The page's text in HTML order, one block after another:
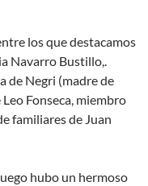
los que destacamos
Navarro Bustillo,.
de Negri (madre de
Fonseca, miembro
familiares de Juan
hubo un hermoso